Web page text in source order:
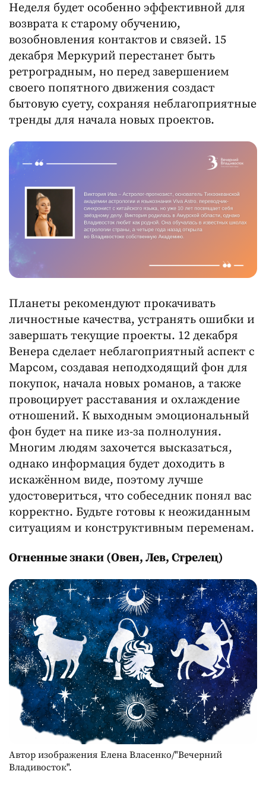
Неделя будет особенно эффективной для
возврата к старому обучению,
возобновления контактов и связей. 15
декабря Меркурий перестанет быть
ретроградным, но перед завершением
своего попятного движения создаст
бытовую суету, сохраняя неблагоприятные
тренды для начала новых проектов.
Планеты рекомендуют прокачивать
личностные качества, устранять ошибки и
завершать текущие проекты. 12 декабря
Венера сделает неблагоприятный аспект с
Марсом, создавая неподходящий фон для
покупок, начала новых романов, а также
провоцирует расставания и охлаждение
отношений. К выходным эмоциональный
фон будет на пике из-за полнолуния.
Многим людям захочется высказаться,
однако информация будет доходить в
искажённом виде, поэтому лучше
удостовериться, что собеседник понял вас
корректно. Будьте готовы к неожиданным
ситуациям и конструктивным переменам.
Огненные знаки (Овен, Лев, Стрелец)
Автор изображения Елена Власенко/"Вечерний
Владивосток".